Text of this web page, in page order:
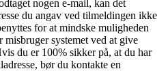
nogen e-mail, kan det
du angav ved tilmeldingen ikke
for at mindske muligheden
misbruger systemet ved at give
du er 100% sikker på, at du har
bør du kontakte en